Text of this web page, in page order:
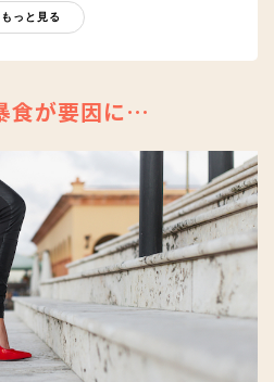
イズアプリ『仁香の美姿っと！ウ
な歩き方』（SBクリエイティブ）
もっと見る
食が要因に…